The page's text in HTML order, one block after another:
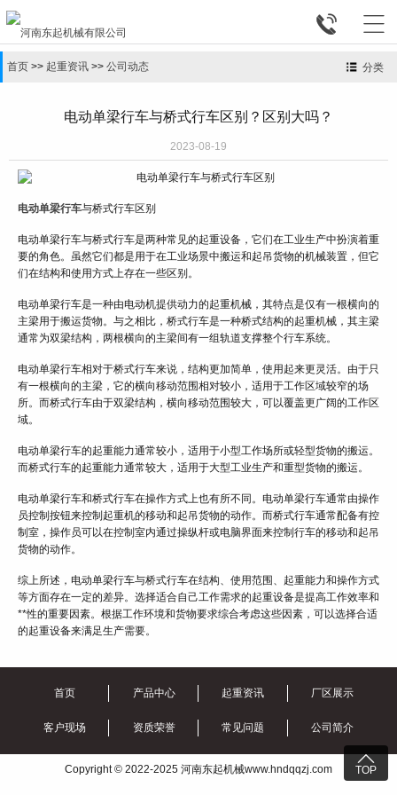


分类
首页 >> 起重资讯 >> 公司动态
电动单梁行车与桥式行车区别？区别大吗？
2023-08-19
电动单梁行车与桥式行车区别
电动单梁行车与桥式行车是两种常见的起重设备，它们在工业生产中扮演着重
要的角色。虽然它们都是用于在工业场景中搬运和起吊货物的机械装置，但它
们在结构和使用方式上存在一些区别。
电动单梁行车是一种由电动机提供动力的起重机械，其特点是仅有一根横向的
主梁用于搬运货物。与之相比，桥式行车是一种桥式结构的起重机械，其主梁
通常为双梁结构，两根横向的主梁间有一组轨道支撑整个行车系统。
电动单梁行车相对于桥式行车来说，结构更加简单，使用起来更灵活。由于只
有一根横向的主梁，它的横向移动范围相对较小，适用于工作区域较窄的场
所。而桥式行车由于双梁结构，横向移动范围较大，可以覆盖更广阔的工作区
域。
电动单梁行车的起重能力通常较小，适用于小型工作场所或轻型货物的搬运。
而桥式行车的起重能力通常较大，适用于大型工业生产和重型货物的搬运。
电动单梁行车和桥式行车在操作方式上也有所不同。电动单梁行车通常由操作
员控制按钮来控制起重机的移动和起吊货物的动作。而桥式行车通常配备有控
制室，操作员可以在控制室内通过操纵杆或电脑界面来控制行车的移动和起吊
货物的动作。
综上所述，电动单梁行车与桥式行车在结构、使用范围、起重能力和操作方式
等方面存在一定的差异。选择适合自己工作需求的起重设备是提高工作效率和
**性的重要因素。根据工作环境和货物要求综合考虑这些因素，可以选择合适
的起重设备来满足生产需要。

TOP
首页 产品中心 起重资讯 厂区展示
客户现场 资质荣誉 常见问题 公司简介
Copyright © 2022-2025 河南东起机械www.hndqqzj.com